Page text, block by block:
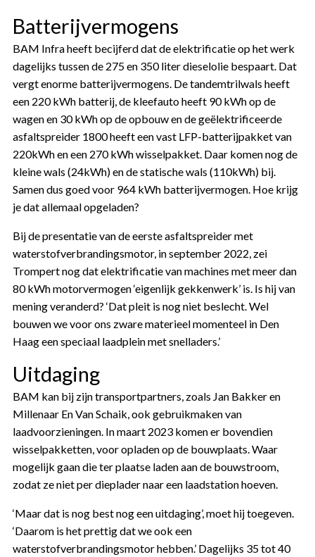
Batterijvermogens
BAM Infra heeft becijferd dat de elektrificatie op het werk
dagelijks tussen de 275 en 350 liter dieselolie bespaart. Dat
vergt enorme batterijvermogens. De tandemtrilwals heeft
een 220 kWh batterij, de kleefauto heeft 90 kWh op de
wagen en 30 kWh op de opbouw en de geëlektrificeerde
asfaltspreider 1800 heeft een vast LFP-batterijpakket van
220kWh en een 270 kWh wisselpakket. Daar komen nog de
kleine wals (24kWh) en de statische wals (110kWh) bij.
Samen dus goed voor 964 kWh batterijvermogen. Hoe krijg
je dat allemaal opgeladen?
Bij de presentatie van de eerste asfaltspreider met
waterstofverbrandingsmotor, in september 2022, zei
Trompert nog dat elektrificatie van machines met meer dan
80 kWh motorvermogen ‘eigenlijk gekkenwerk’ is. Is hij van
mening veranderd? ‘Dat pleit is nog niet beslecht. Wel
bouwen we voor ons zware materieel momenteel in Den
Haag een speciaal laadplein met snelladers.’
Uitdaging
BAM kan bij zijn transportpartners, zoals Jan Bakker en
Millenaar En Van Schaik, ook gebruikmaken van
laadvoorzieningen. In maart 2023 komen er bovendien
wisselpakketten, voor opladen op de bouwplaats. Waar
mogelijk gaan die ter plaatse laden aan de bouwstroom,
zodat ze niet per dieplader naar een laadstation hoeven.
‘Maar dat is nog best nog een uitdaging’, moet hij toegeven.
‘Daarom is het prettig dat we ook een
waterstofverbrandingsmotor hebben.’ Dagelijks 35 tot 40